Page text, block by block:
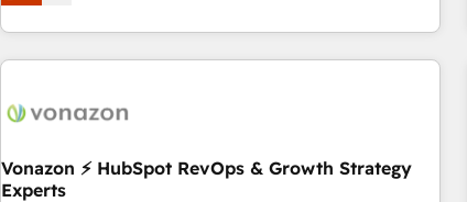
PandaDoc, ClickUp, Shopify, Mapsly, WooCommerce,
de performance pour votre organisation. Cela passe par la
compréhension de vos processus, la fiabilisation de vos
données et l'alignement de vos équipes — avant même
Intégration & paramétrage HubSpot - Migration CRM &
Marketing / Sales - Data, reporting & tableaux de bord -
Onboarding, audit & optimisation - Intégrations métiers
Vonazon ⚡ HubSpot RevOps & Growth Strategy
Experts